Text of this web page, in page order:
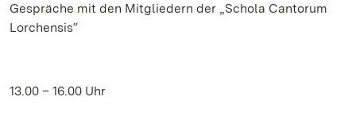
Gespräche mit den Mitgliedern der „Schola Cantorum
Lorchensis“
13.00 – 16.00 Uhr